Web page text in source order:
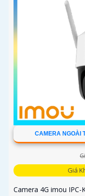
CAMERA NGOÀI
Giá
Camera 4G imou IPC-